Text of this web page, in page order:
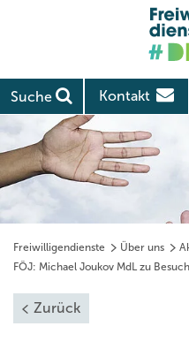
Suche Kontakt
Freiwilligendienste Über uns
FÖJ: Michael Joukov MdL zu
Zurück